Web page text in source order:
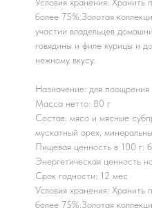
более 75%.Золотая
участии владельцев
говядины и филе курицы и
нежному вкусу.
Назначение: для поощрения
Масса нетто: 80 г
Состав: мясо и мясные
мускатный орех,
Пищевая ценность в 100 г:
Энергетическая ценность
Срок годности: 12 мес
Условия хранения: Хранить
более 75%.Золотая